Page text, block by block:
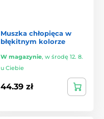
Muszka chłopięca w
błękitnym kolorze
W magazynie, w środę 12. 8.
u Ciebie
44.39 zł